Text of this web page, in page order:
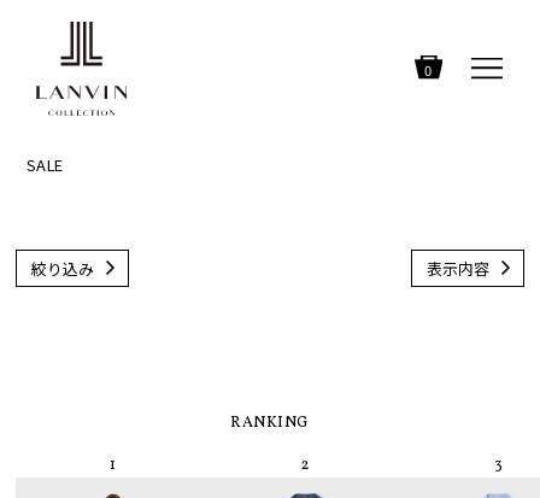
0
SALE
絞り込み 表示内容
RANKING